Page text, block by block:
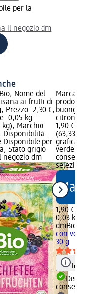
per la
il negozio dm
Nome del
ai frutti di
Prezzo: 2,30 €;
0,05 kg
kg); Marchio
Disponibilità:
Disponibile per
Stato grigio
negozio dm
Marca:
1,90 €;
(63,33 €
grafica;
verde
1,90 €
0,03 kg
dmBio
con
30 g